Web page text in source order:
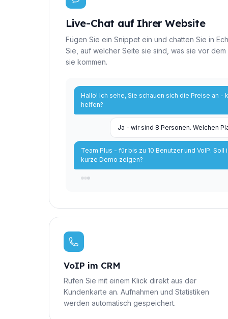
Live-Chat auf Ihrer Website
Fügen Sie ein Snippet ein und chatten Sie in
Sie, auf welcher Seite sie sind, was sie vor
sie kommen.
Hallo! Ich sehe, Sie schauen sich die Preise an -
helfen?
Ja - wir sind 8 Personen. Welchen
Team Plus - für bis zu 10 Benutzer und VoIP. Soll
kurze Demo zeigen?
VoIP im CRM
Rufen Sie mit einem Klick direkt aus der
Kundenkarte an. Aufnahmen und Statistiken
werden automatisch gespeichert.